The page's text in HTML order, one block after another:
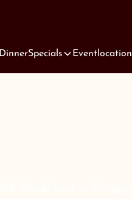
DinnerSpecials Eventlocation